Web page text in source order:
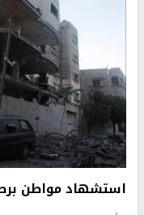
استشهاد مواطن